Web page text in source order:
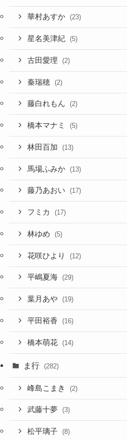
華村あすか (23)
星名美津紀 (5)
古田愛理 (2)
秦瑞穂 (2)
藤白れもん (2)
橋本マナミ (5)
林田百加 (13)
馬場ふみか (13)
藤乃あおい (17)
フミカ (17)
林ゆめ (5)
花咲ひより (12)
平嶋夏海 (29)
葉月あや (19)
平田裕香 (16)
橋本萌花 (14)
ま行 (282)
峰島こまき (2)
武藤十夢 (3)
松平璃子 (8)